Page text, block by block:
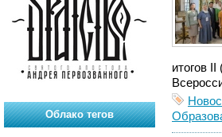
итогов
Облако тегов